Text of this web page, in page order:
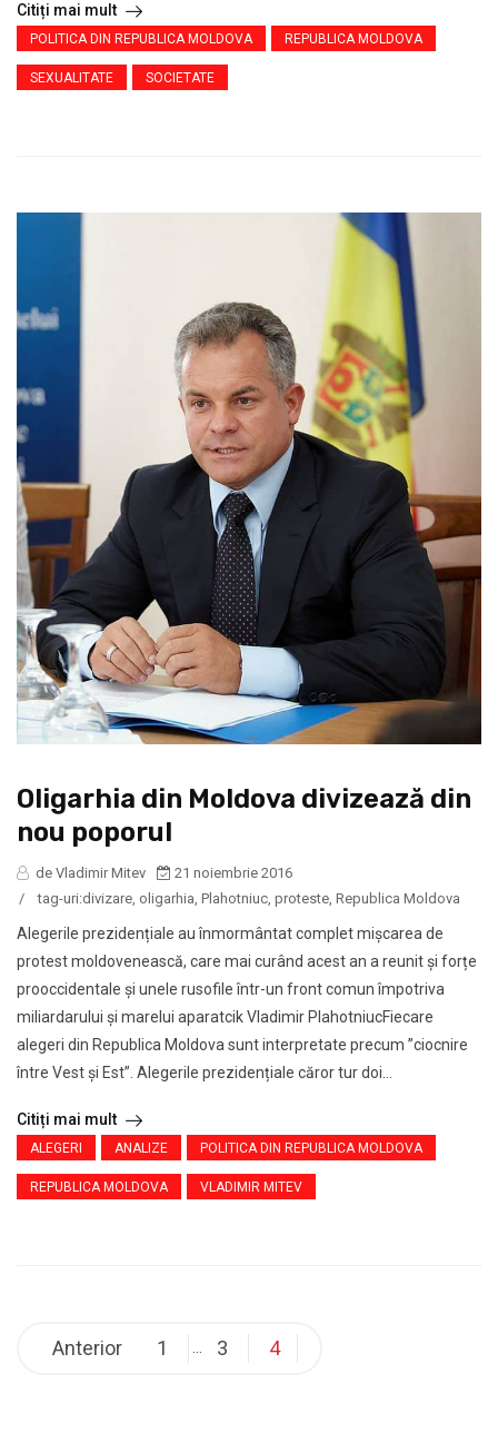
Citiți mai mult
POLITICA DIN REPUBLICA MOLDOVA REPUBLICA MOLDOVA
SEXUALITATE SOCIETATE
Oligarhia din Moldova divizează din
nou poporul
de Vladimir Mitev
21 noiembrie 2016
/
tag-uri:divizare oligarhia Plahotniuc proteste Republica Moldova
Alegerile prezidențiale au înmormântat complet mișcarea de
protest moldovenească, care mai curând acest an a reunit și forțe
prooccidentale și unele rusofile într-un front comun împotriva
miliardarului și marelui aparatcik Vladimir PlahotniucFiecare
alegeri din Republica Moldova sunt interpretate precum ”ciocnire
între Vest și Est”. Alegerile prezidențiale căror tur doi...
Citiți mai mult
ALEGERI ANALIZE POLITICA DIN REPUBLICA MOLDOVA
REPUBLICA MOLDOVA VLADIMIR MITEV
Anterior 1 3 4